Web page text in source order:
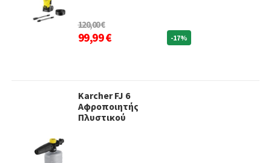
99,99 €
120,00 €
-17%
Karcher FJ 6
Αφροποιητής
Πλυστικού